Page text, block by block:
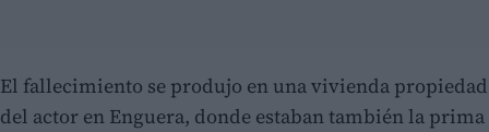
El fallecimiento se produjo en una vivienda propiedad
del actor en Enguera, donde estaban también la prima